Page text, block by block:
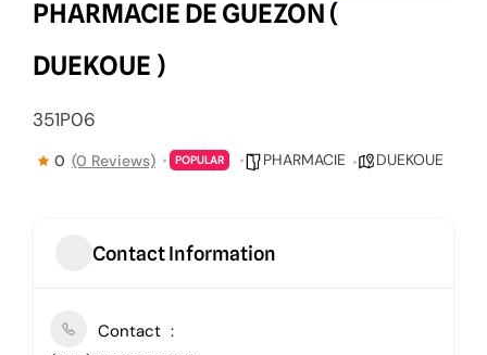
PHARMACIE DE GUEZON (
DUEKOUE )
351P06
0 (0 Reviews) POPULAR PHARMACIE DUEKOUE
Contact Information
Contact